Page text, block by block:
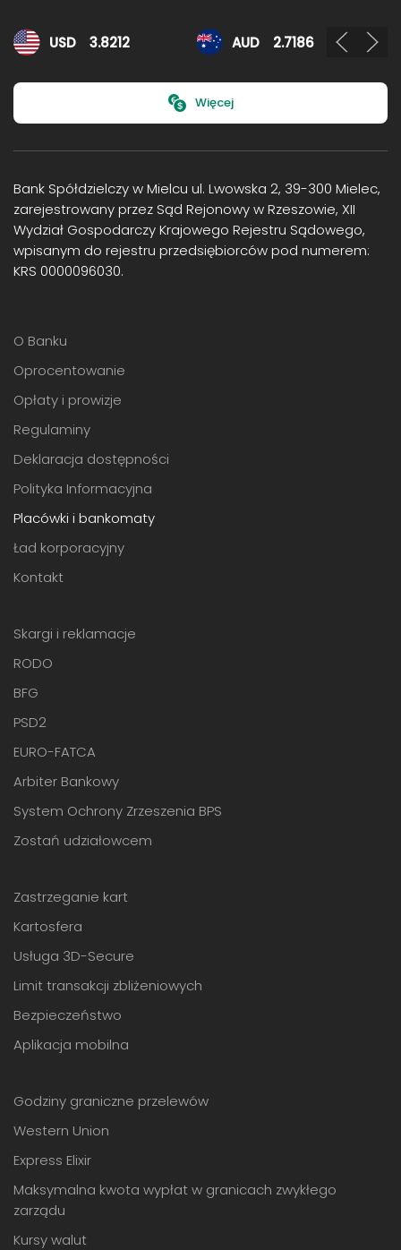
Kursy walut
USD 3.8212 AUD 2.7186
Więcej
Bank Spółdzielczy w Mielcu ul. Lwowska 2, 39-300 Mielec,
zarejestrowany przez Sąd Rejonowy w Rzeszowie, XII
Wydział Gospodarczy Krajowego Rejestru Sądowego,
wpisanym do rejestru przedsiębiorców pod numerem:
KRS 0000096030.
O Banku
Oprocentowanie
Opłaty i prowizje
Regulaminy
Deklaracja dostępności
Polityka Informacyjna
Placówki i bankomaty
Ład korporacyjny
Kontakt
Skargi i reklamacje
RODO
BFG
PSD2
EURO-FATCA
Arbiter Bankowy
System Ochrony Zrzeszenia BPS
Zostań udziałowcem
Zastrzeganie kart
Kartosfera
Usługa 3D-Secure
Limit transakcji zbliżeniowych
Bezpieczeństwo
Aplikacja mobilna
Godziny graniczne przelewów
Western Union
Express Elixir
Maksymalna kwota wypłat w granicach zwykłego
zarządu
Kursy walut